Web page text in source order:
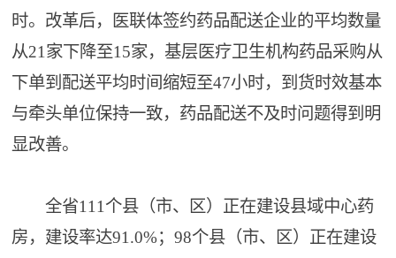
时。改革后，医联体签约药品配送企业的平均数量
从21家下降至15家，基层医疗卫生机构药品采购从
下单到配送平均时间缩短至47小时，到货时效基本
与牵头单位保持一致，药品配送不及时问题得到明
显改善。
全省111个县（市、区）正在建设县域中心药
房，建设率达91.0%；98个县（市、区）正在建设